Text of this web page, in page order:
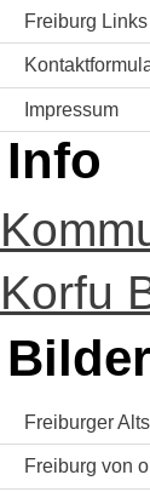
Freiburg Links
Impressum
Info
Korfu
Freiburger
Freiburg von